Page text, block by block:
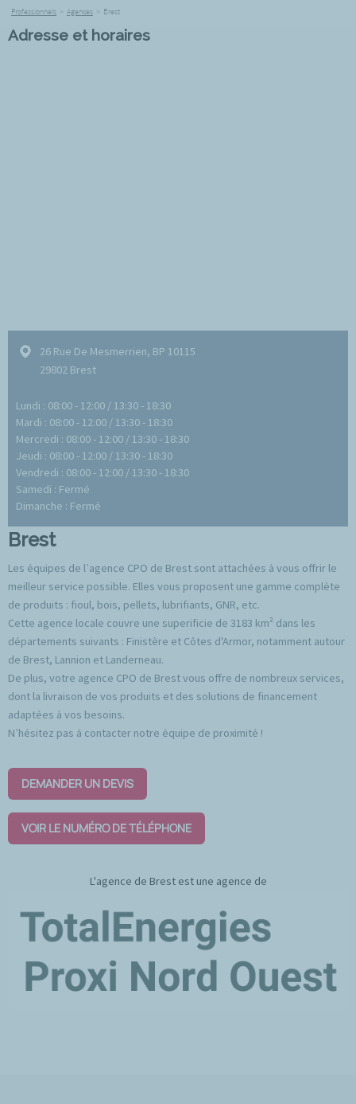
Professionnels > Agences > Brest
Brest
Les équipes de l’agence CPO de Brest sont attachées à vous offrir le
meilleur service possible. Elles vous proposent une gamme complète
de produits : fioul, bois, pellets, lubrifiants, GNR, etc.
Cette agence locale couvre une superificie de 3183 km² dans les
départements suivants : Finistère et Côtes d'Armor, notamment autour
de Brest, Lannion et Landerneau.
De plus, votre agence CPO de Brest vous offre de nombreux services,
dont la livraison de vos produits et des solutions de financement
adaptées à vos besoins.
N’hésitez pas à contacter notre équipe de proximité !
DEMANDER UN DEVIS
VOIR LE NUMÉRO DE TÉLÉPHONE
L'agence de Brest est une agence de
Adresse et horaires
26 Rue De Mesmerrien, BP 10115
29802 Brest
Lundi : 08:00 - 12:00 / 13:30 - 18:30
Mardi : 08:00 - 12:00 / 13:30 - 18:30
Mercredi : 08:00 - 12:00 / 13:30 - 18:30
Jeudi : 08:00 - 12:00 / 13:30 - 18:30
Vendredi : 08:00 - 12:00 / 13:30 - 18:30
Samedi : Fermé
Dimanche : Fermé